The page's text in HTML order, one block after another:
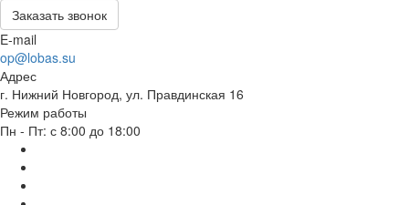
Заказать звонок
E-mail
op@lobas.su
Адрес
г. Нижний Новгород, ул. Правдинская 16
Режим работы
Пн - Пт: с 8:00 до 18:00